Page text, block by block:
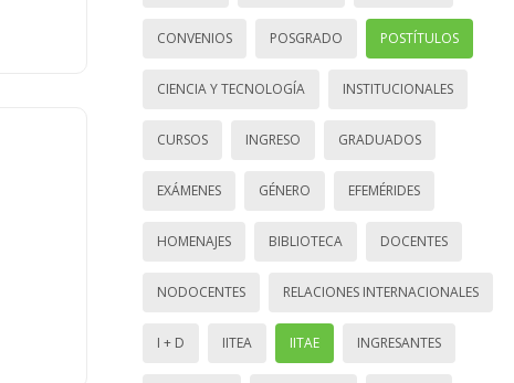
CONVENIOS POSGRADO POSTÍTULOS
CIENCIA Y TECNOLOGÍA INSTITUCIONALES
CURSOS INGRESO GRADUADOS
EXÁMENES GÉNERO EFEMÉRIDES
HOMENAJES BIBLIOTECA DOCENTES
NODOCENTES RELACIONES INTERNACIONALES
I + D IITEA IITAE INGRESANTES